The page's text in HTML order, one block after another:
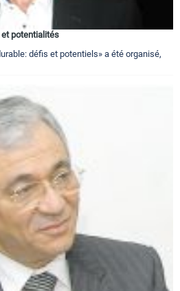
potentialités
défis et potentiels» a été organisé,